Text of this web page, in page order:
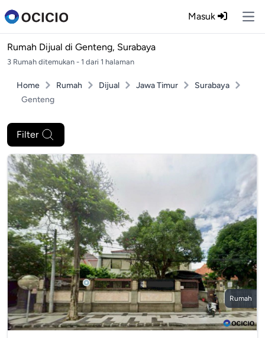
Masuk
Rumah Dijual di Genteng, Surabaya
3 Rumah ditemukan - 1 dari 1 halaman
Home Rumah Dijual Jawa Timur
Surabaya
Genteng
Filter
Rumah